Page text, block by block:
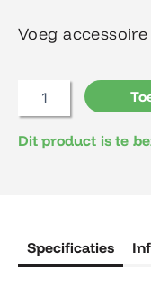
Voeg
aantal
Dit product is te
Specificaties